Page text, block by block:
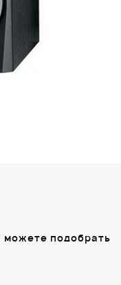
можете подобрать